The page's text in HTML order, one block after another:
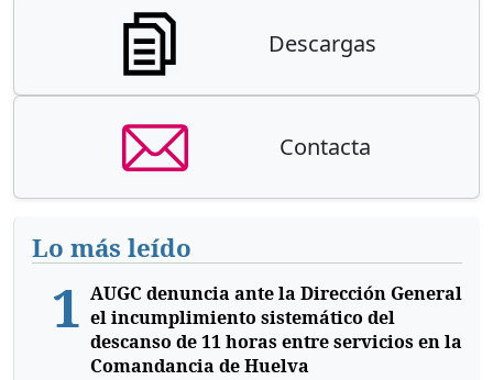
Descargas
Contacta
Lo más leído
1 AUGC denuncia ante la Dirección General
el incumplimiento sistemático del
descanso de 11 horas entre servicios en la
Comandancia de Huelva